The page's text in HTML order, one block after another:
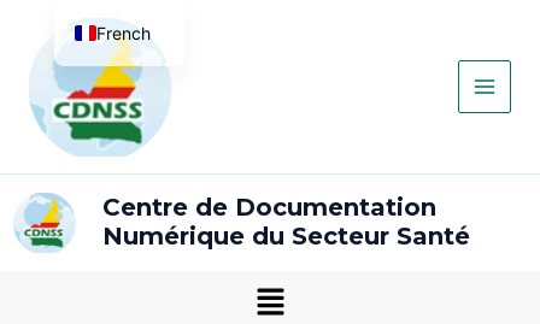
contenu
Centre de Documentation
Numérique du Secteur Santé
Menu
French
English